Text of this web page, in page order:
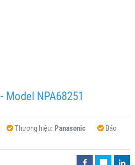
Model NPA68251
Thương hiệu: Panasonic
Bảo